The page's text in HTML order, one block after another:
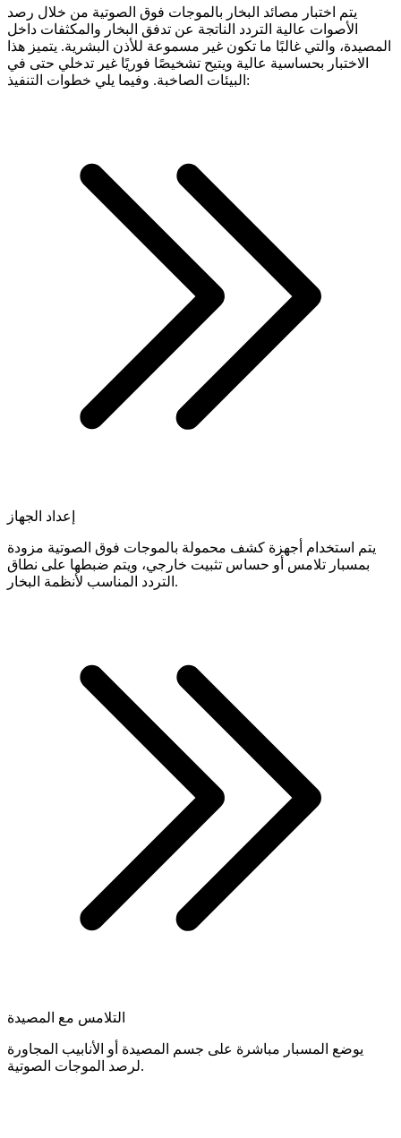
يتم اختبار مصائد البخار بالموجات فوق الصوتية من خلال رصد
الأصوات عالية التردد الناتجة عن تدفق البخار والمكثفات داخل
المصيدة، والتي غالبًا ما تكون غير مسموعة للأذن البشرية. يتميز هذا
الاختبار بحساسية عالية ويتيح تشخيصًا فوريًا غير تدخلي حتى في
البيئات الصاخبة. وفيما يلي خطوات التنفيذ:
إعداد الجهاز
يتم استخدام أجهزة كشف محمولة بالموجات فوق الصوتية مزودة
بمسبار تلامس أو حساس تثبيت خارجي، ويتم ضبطها على نطاق
التردد المناسب لأنظمة البخار.
التلامس مع المصيدة
يوضع المسبار مباشرة على جسم المصيدة أو الأنابيب المجاورة
لرصد الموجات الصوتية.